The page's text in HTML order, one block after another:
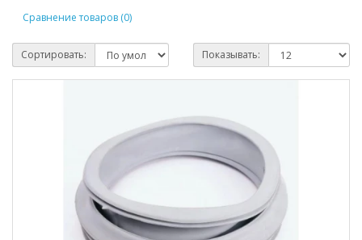
Сравнение товаров (0)
Сортировать: Показывать: